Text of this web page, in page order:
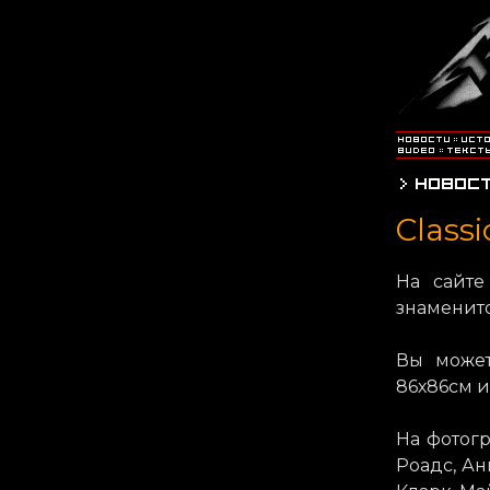
На
Вы
86х86см
На
Роадс,